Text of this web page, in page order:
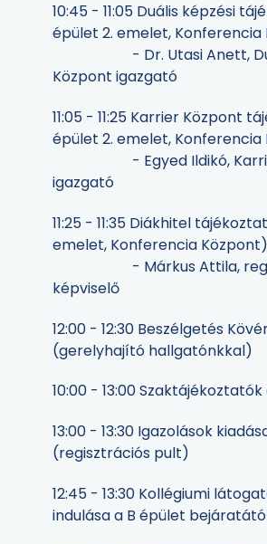
10:45 - 11:05 Duális képzési
épület 2. emelet,
- Dr. Utasi Anett,
Központ igazgató
11:05 - 11:25 Karrier Központ
épület 2. emelet,
- Egyed Ildikó,
igazgató
11:25 - 11:35 Diákhitel
emelet, Konferencia Központ)
- Márkus Attila,
képviselő
12:00 - 12:30 Beszélgetés
(gerelyhajító hallgatónkkal)
10:00 - 13:00
13:00 - 13:30 Igazolások
(regisztrációs pult)
12:45 - 13:30 Kollégiumi
indulása a B épület